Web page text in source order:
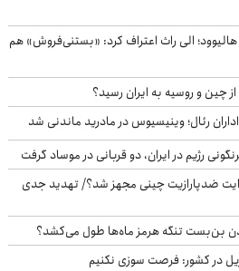
الی راث اعتراف کرد: «بستنی‌فروش» هم
چین و روسیه به ایران رسید؟
رئال؛ وینیسیوس در مادرید ماندنی شد
رژیم در ایران، دو قربانی در موساد گرفت
ضدپارازیت چینی مجهز شد؟/ تهدید جدی
شدن بن‌بست تنگه هرمز ماه‌ها طول می‌کشد؟
در کشور: فرصت سوزی نکنیم